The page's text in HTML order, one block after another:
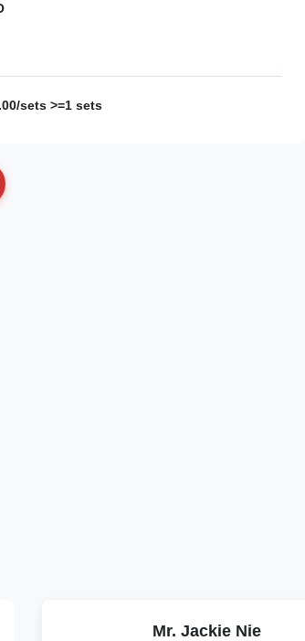
sets >=1 sets
Mr. Jackie Nie